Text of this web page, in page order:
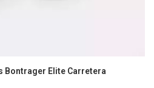
Bontrager Elite Carretera